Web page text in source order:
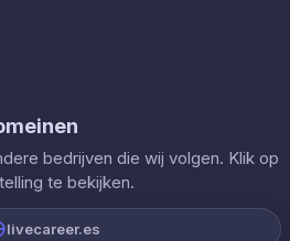
bedrijven die wij volgen. Klik op
te bekijken.
livecareer.es